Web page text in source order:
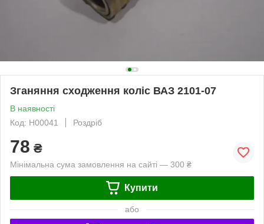
Зганяння сходження коліс ВАЗ 2101-07
В наявності
Код: Н00041
Роздріб
78 ₴
Мінімальна сума замовлення на сайті — 300 ₴
Купити
або